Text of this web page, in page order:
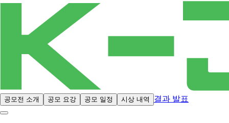
공모전 소개 공모 요강 공모 일정 시상 내역 결과 발표